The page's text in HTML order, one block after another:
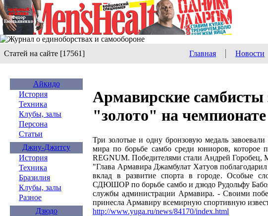
Статей на сайте [17561] Главная Новости
Айкидо
История
Техника
Клубы, залы
Персона
Статьи
Джиу-Джитсу
История
Техника
Бразилия
Клубы, залы
Разное
Дзюдо
Армавирские самбисты
"золото" на
Три золотые и одну бронзовую медаль
мира по борьбе самбо среди юниоров, которое
REGNUM. Победителями стали Андрей Горобец,
"Глава Армавира Джамбулат Хатуов
вклад в развитие спорта в городе. Особые
СДЮШОР по борьбе самбо и дзюдо Рудольфу
службы администрации Армавира. - Своими
принесла Армавиру всемирную спортивную
http://www.yuga.ru/news/84170/index.html